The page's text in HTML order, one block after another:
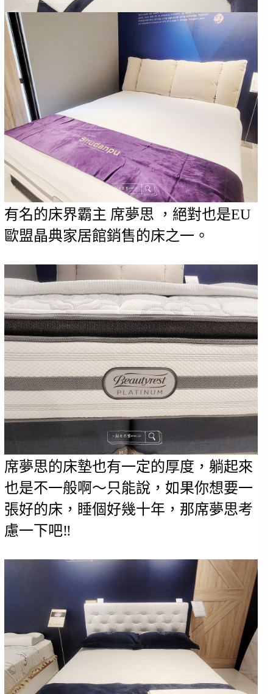
有名的床界霸主 席夢思 ，絕對也是EU
歐盟晶典家居館銷售的床之一。
席夢思的床墊也有一定的厚度，躺起來
也是不一般啊～只能說，如果你想要一
張好的床，睡個好幾十年，那席夢思考
慮一下吧‼️